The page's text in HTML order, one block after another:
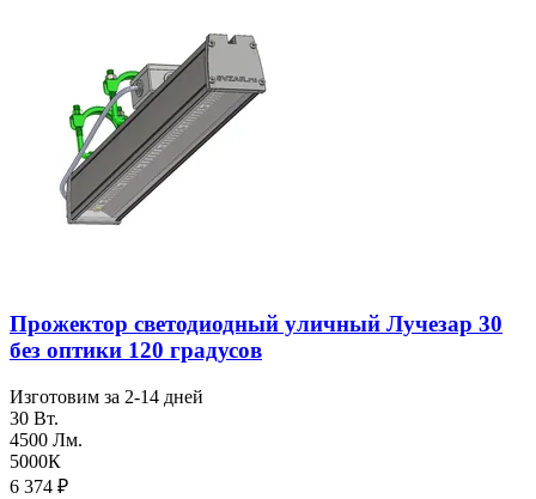
Прожектор светодиодный уличный Лучезар 30
без оптики 120 градусов
Изготовим за 2-14 дней
30 Вт.
4500 Лм.
5000К
6 374 ₽